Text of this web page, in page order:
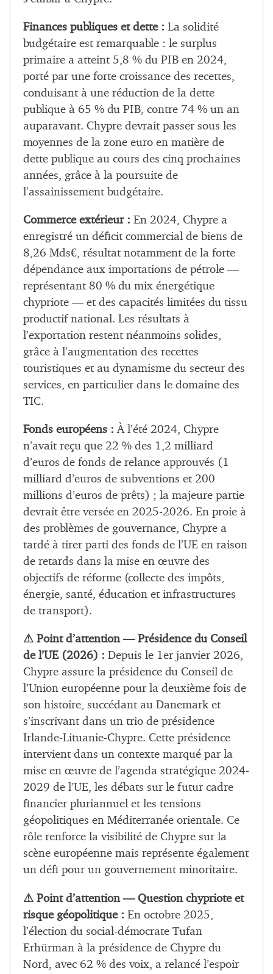
Finances publiques et dette : La solidité
budgétaire est remarquable : le surplus
primaire a atteint 5,8 % du PIB en 2024,
porté par une forte croissance des recettes,
conduisant à une réduction de la dette
publique à 65 % du PIB, contre 74 % un an
auparavant. Chypre devrait passer sous les
moyennes de la zone euro en matière de
dette publique au cours des cinq prochaines
années, grâce à la poursuite de
l’assainissement budgétaire.
Commerce extérieur : En 2024, Chypre a
enregistré un déficit commercial de biens de
8,26 Mds€, résultat notamment de la forte
dépendance aux importations de pétrole —
représentant 80 % du mix énergétique
chypriote — et des capacités limitées du tissu
productif national. Les résultats à
l’exportation restent néanmoins solides,
grâce à l’augmentation des recettes
touristiques et au dynamisme du secteur des
services, en particulier dans le domaine des
TIC.
Fonds européens : À l’été 2024, Chypre
n’avait reçu que 22 % des 1,2 milliard
d’euros de fonds de relance approuvés (1
milliard d’euros de subventions et 200
millions d’euros de prêts) ; la majeure partie
devrait être versée en 2025-2026. En proie à
des problèmes de gouvernance, Chypre a
tardé à tirer parti des fonds de l’UE en raison
de retards dans la mise en œuvre des
objectifs de réforme (collecte des impôts,
énergie, santé, éducation et infrastructures
de transport).
⚠ Point d’attention — Présidence du Conseil
de l’UE (2026) : Depuis le 1er janvier 2026,
Chypre assure la présidence du Conseil de
l’Union européenne pour la deuxième fois de
son histoire, succédant au Danemark et
s’inscrivant dans un trio de présidence
Irlande-Lituanie-Chypre. Cette présidence
intervient dans un contexte marqué par la
mise en œuvre de l’agenda stratégique 2024-
2029 de l’UE, les débats sur le futur cadre
financier pluriannuel et les tensions
géopolitiques en Méditerranée orientale. Ce
rôle renforce la visibilité de Chypre sur la
scène européenne mais représente également
un défi pour un gouvernement minoritaire.
⚠ Point d’attention — Question chypriote et
risque géopolitique : En octobre 2025,
l’élection du social-démocrate Tufan
Erhürman à la présidence de Chypre du
Nord, avec 62 % des voix, a relancé l’espoir